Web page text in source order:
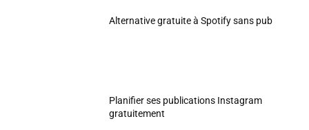
Alternative gratuite à Spotify sans pub
Planifier ses publications Instagram
gratuitement